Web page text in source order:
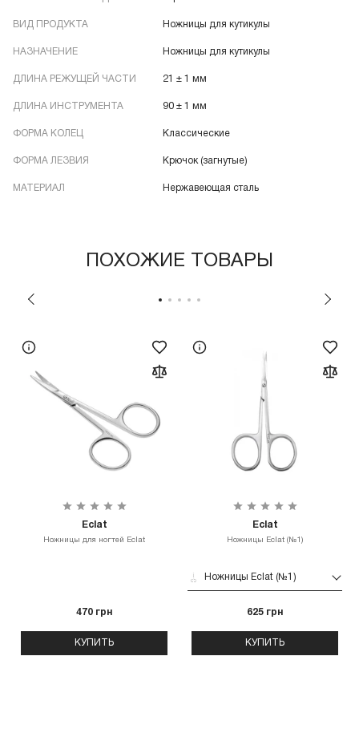
ВИД ПРОДУКТА Ножницы для кутикулы
НАЗНАЧЕНИЕ Ножницы для кутикулы
ДЛИНА РЕЖУЩЕЙ ЧАСТИ 21 ± 1 мм
ДЛИНА ИНСТРУМЕНТА 90 ± 1 мм
ФОРМА КОЛЕЦ Классические
ФОРМА ЛЕЗВИЯ Крючок (загнутые)
МАТЕРИАЛ Нержавеющая сталь
ПОХОЖИЕ ТОВАРЫ
Eclat
Ножницы для ногтей Eclat
470 грн
КУПИТЬ
Eclat
Ножницы Eclat (№1)
Ножницы Eclat (№1)
625 грн
КУПИТЬ